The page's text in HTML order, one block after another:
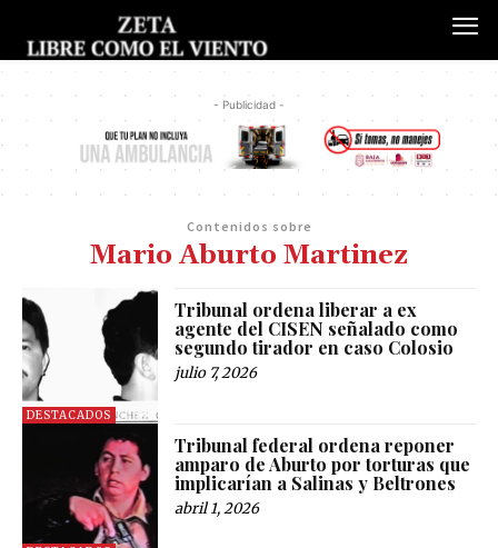
- Publicidad -
Contenidos sobre
Mario Aburto Martinez
DESTACADOS
Tribunal ordena liberar a ex
agente del CISEN señalado como
segundo tirador en caso Colosio
julio 7, 2026
Tribunal federal ordena reponer
amparo de Aburto por torturas que
implicarían a Salinas y Beltrones
abril 1, 2026